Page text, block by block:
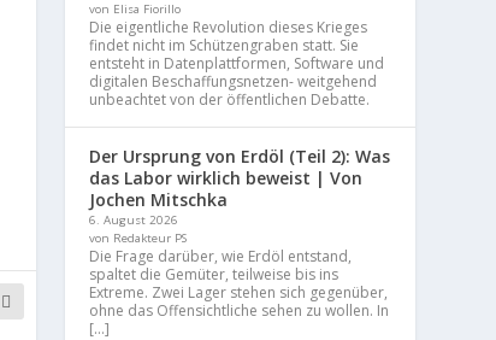
von Elisa Fiorillo
Die eigentliche Revolution dieses Krieges
findet nicht im Schützengraben statt. Sie
entsteht in Datenplattformen, Software und
digitalen Beschaffungsnetzen- weitgehend
unbeachtet von der öffentlichen Debatte.
Der Ursprung von Erdöl (Teil 2): Was
das Labor wirklich beweist | Von
Jochen Mitschka
6. August 2026
von Redakteur PS
Die Frage darüber, wie Erdöl entstand,
spaltet die Gemüter, teilweise bis ins
Extreme. Zwei Lager stehen sich gegenüber,
ohne das Offensichtliche sehen zu wollen. In
[…]